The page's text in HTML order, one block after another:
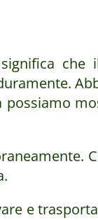
che
possiamo
e